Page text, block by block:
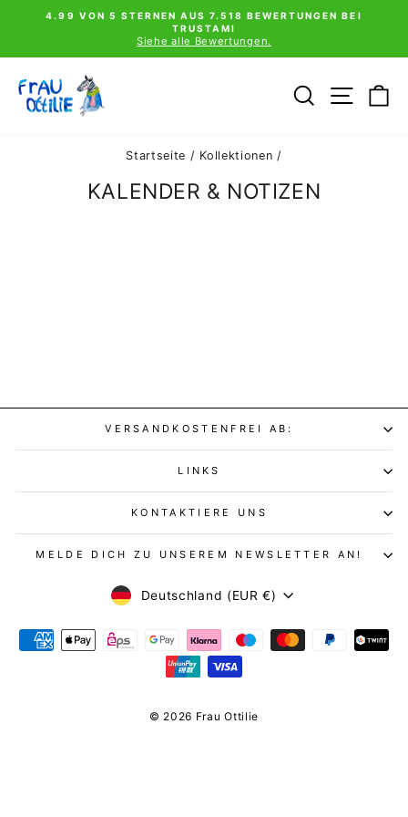
Pause
Diashow
4.99 VON 5 STERNEN AUS 7.518 BEWERTUNGEN BEI
TRUSTAMI
Siehe alle Bewertungen.
SUCHE
Startseite / Kollektionen /
KALENDER & NOTIZEN
VERSANDKOSTENFREI AB:
LINKS
KONTAKTIERE UNS
MELDE DICH ZU UNSEREM NEWSLETTER AN!
WÄHRUNG
Deutschland (EUR €)
© 2026 Frau Ottilie